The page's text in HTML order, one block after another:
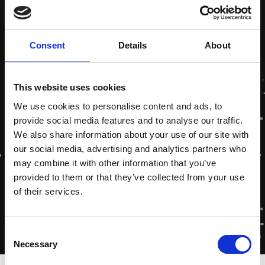
Consent Details About
This website uses cookies
We use cookies to personalise content and ads, to
provide social media features and to analyse our traffic.
We also share information about your use of our site with
our social media, advertising and analytics partners who
may combine it with other information that you’ve
provided to them or that they’ve collected from your use
of their services.
Selection
Necessary